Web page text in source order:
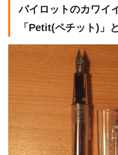
パイロットのカワイ
「Petit(ペチット)」